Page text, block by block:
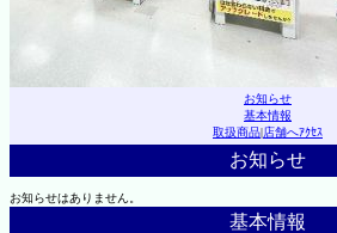
お知らせ
基本情報
取扱商品|店舗へｱｸｾｽ
お知らせ
お知らせはありません。
基本情報